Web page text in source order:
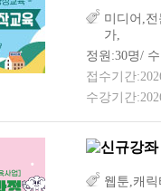
미디어,
가,
정원:30명/
접수기간
수강기간
웹툰,캐